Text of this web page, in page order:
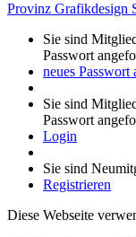
Provinz Grafikdesign
Sie sind
Passwort
neues Passwort
Sie sind
Passwort
Login
Sie sind
Registrieren
Diese Webseite